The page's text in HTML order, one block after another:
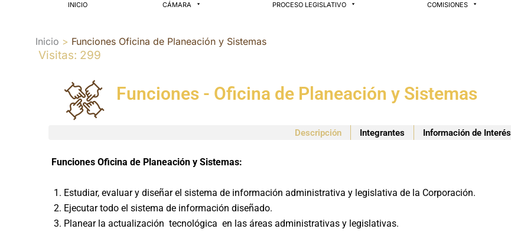
INICIO CÁMARA PROCESO LEGISLATIVO COMISIONES
Inicio Funciones Oficina de Planeación y Sistemas
Visitas: 299
Funciones - Oficina de Planeación y Sistemas
Descripción Integrantes Información de Interés
Funciones Oficina de Planeación y Sistemas:
Estudiar, evaluar y diseñar el sistema de información administrativa y legislativa de la Corporación.
Ejecutar todo el sistema de información diseñado.
Planear la actualización tecnológica en las áreas administrativas y legislativas.